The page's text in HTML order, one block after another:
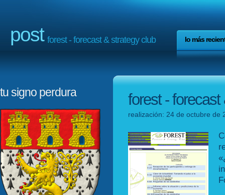
post forest - forecast & strategy club lo más
tu signo perdura forest -
realización: 24 de octubre de